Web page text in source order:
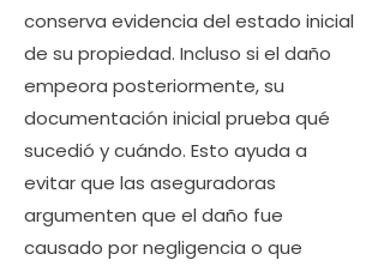
conserva evidencia del estado inicial
de su propiedad. Incluso si el daño
empeora posteriormente, su
documentación inicial prueba qué
sucedió y cuándo. Esto ayuda a
evitar que las aseguradoras
argumenten que el daño fue
causado por negligencia o que